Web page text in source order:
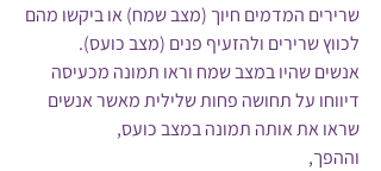
שרירים המדמים חיוך (מצב שמח) או ביקשו מהם
לכווץ שרירים ולהזעיף פנים (מצב כועס).
אנשים שהיו במצב שמח וראו תמונה מכעיסה
דיווחו על תחושה פחות שלילית מאשר אנשים
שראו את אותה תמונה במצב כועס,
וההפך,